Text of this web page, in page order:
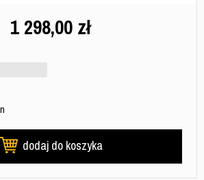
1 298,00 zł
dodaj do koszyka